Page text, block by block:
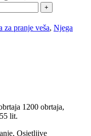
za pranje veša, Njega
1200 obrtaja,
lit.
Osjetljive